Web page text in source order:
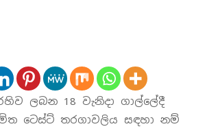
ලබන 18 වැනිදා ගාල්ලේදී
ටෙස්ට් තරගාවලිය සඳහා නම්